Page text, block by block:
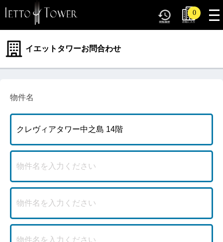
0
イエットタワーお問合わせ
物件名